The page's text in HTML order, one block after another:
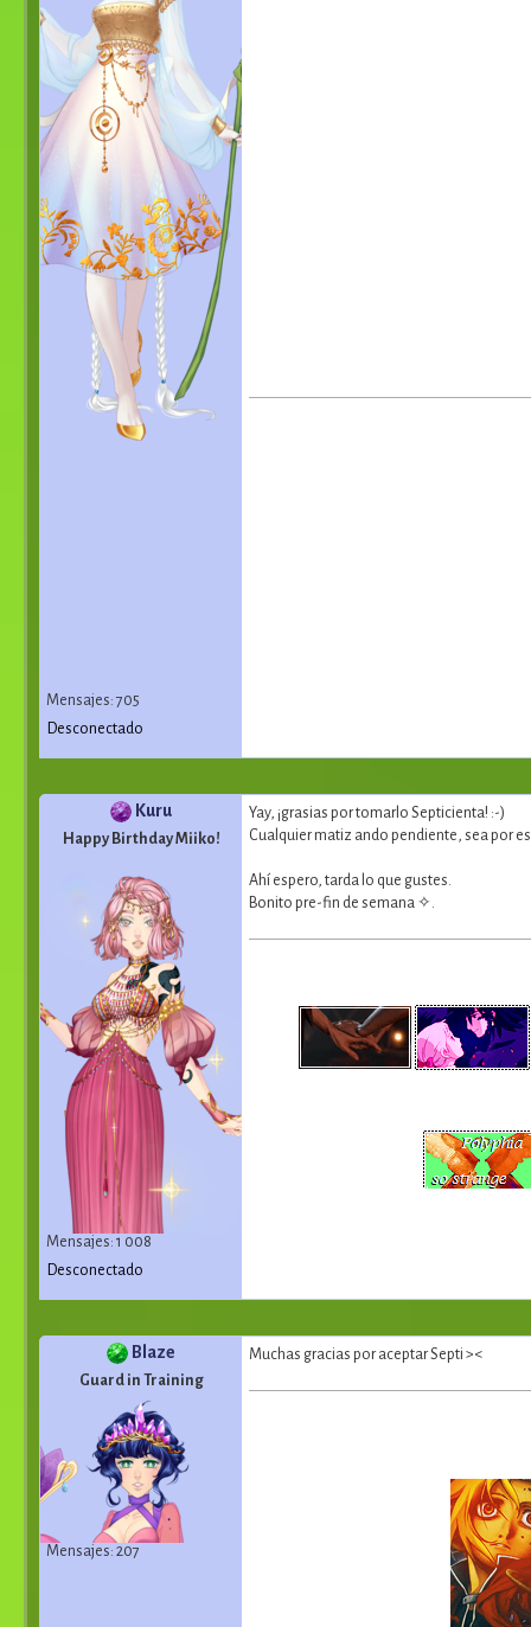
Mensajes: 705
Desconectado
Kuru
Happy Birthday Miiko!
Mensajes: 1 008
Yay, ¡grasias por tomarlo Septicienta! :-)
Cualquier matiz ando pendiente, sea por
Ahí espero, tarda lo que gustes.
Bonito pre-fin de semana ✧.
Desconectado
Blaze
Guard in Training
Mensajes: 207
Muchas gracias por aceptar Septi ><